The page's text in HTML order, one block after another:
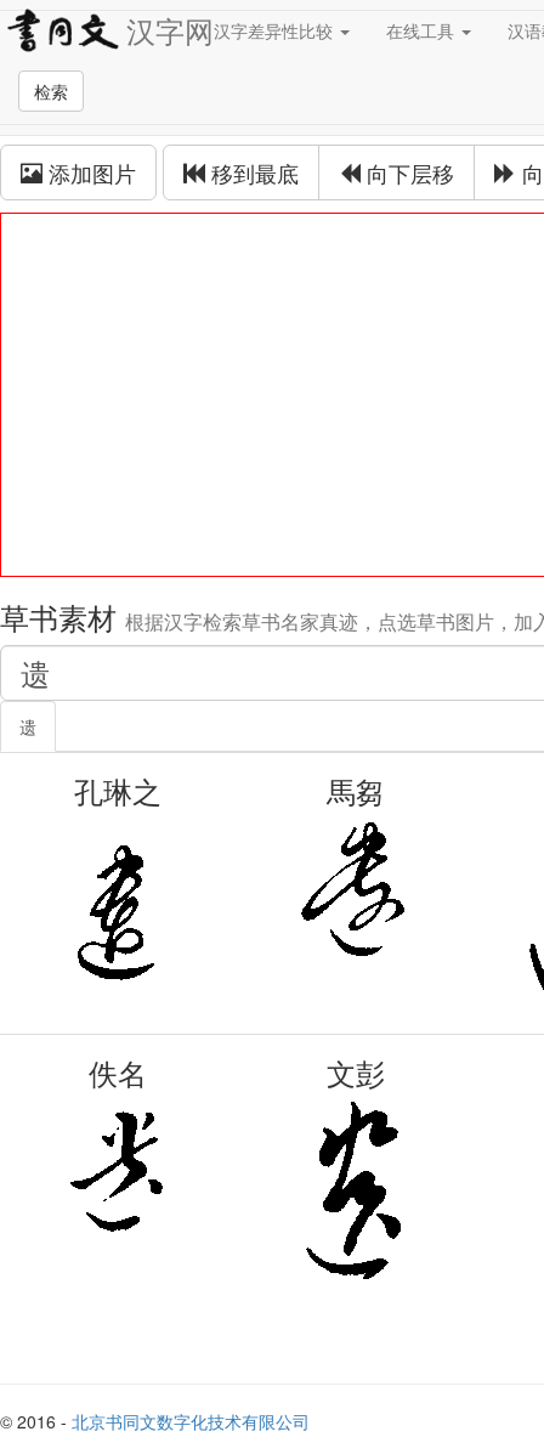
汉字网汉字差异性比较 在线工具 汉
检索
草书在线
添加图片 移到最底 向下层移
草书素材 根据汉字检索草书名家真迹，点选草书图片，加
遗
孔琳之 馬芻
佚名 文彭
© 2016 - 北京书同文数字化技术有限公司